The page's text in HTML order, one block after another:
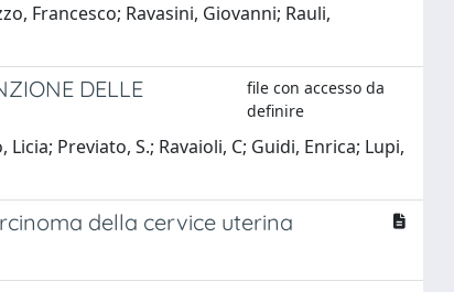
Francesco; Ravasini, Giovanni; Rauli,
DELLE
file con accesso da
definire
Previato, S.; Ravaioli, C; Guidi, Enrica; Lupi,
della cervice uterina